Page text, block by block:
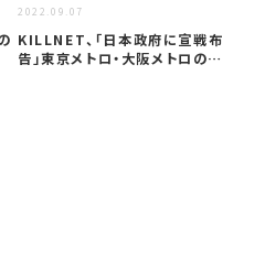
2022.09.07
KILLNET、「日本政府に宣戦布
告」東京メトロ・大阪メトロの